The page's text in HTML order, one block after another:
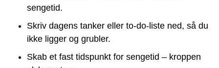
sengetid.
Skriv dagens tanker eller to-do-liste ned, så du
ikke ligger og grubler.
Skab et fast tidspunkt for sengetid – kroppen